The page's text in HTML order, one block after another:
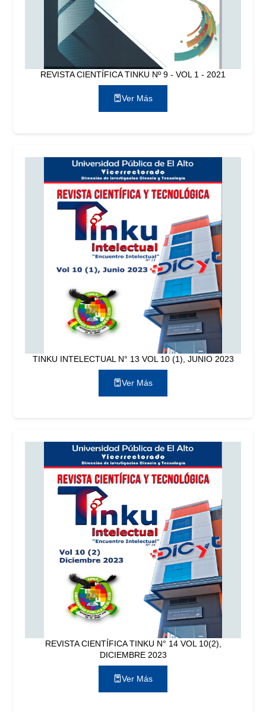
REVISTA CIENTÍFICA TINKU Nº 9 - VOL 1 - 2021
Ver Más
TINKU INTELECTUAL N° 13 VOL 10 (1), JUNIO 2023
Ver Más
REVISTA CIENTÍFICA TINKU N° 14 VOL 10(2),
DICIEMBRE 2023
Ver Más